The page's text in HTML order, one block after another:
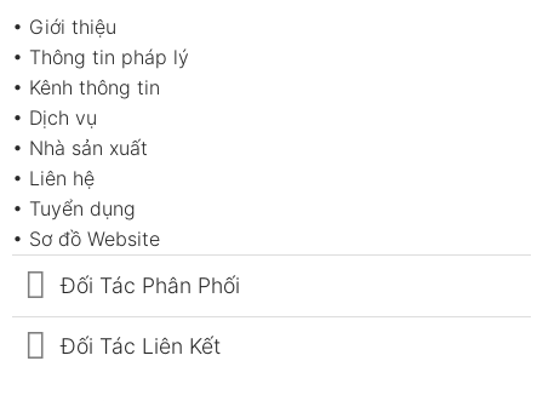
• Giới thiệu
• Thông tin pháp lý
• Kênh thông tin
• Dịch vụ
• Nhà sản xuất
• Liên hệ
• Tuyển dụng
• Sơ đồ Website
Đối Tác Phân Phối
Đối Tác Liên Kết